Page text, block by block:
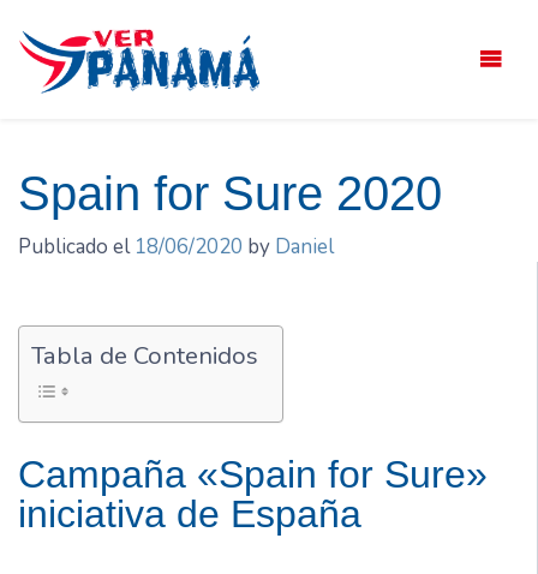
contenido
Spain for Sure 2020
Publicado el 18/06/2020 by Daniel
Tabla de Contenidos
Campaña «Spain for Sure»
iniciativa de España